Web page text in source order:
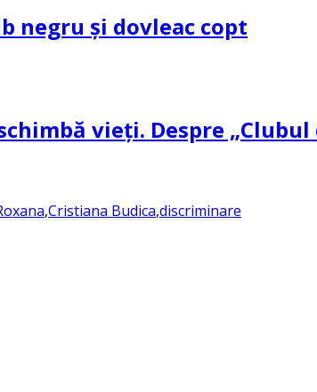
negru și dovleac copt
vieți. Despre „Clubul
,Cristiana Budica,discriminare